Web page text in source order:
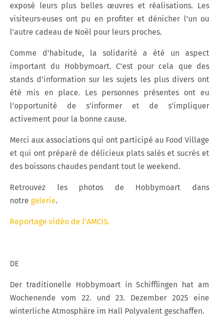
exposé leurs plus belles œuvres et réalisations. Les
visiteurs·euses ont pu en profiter et dénicher l’un ou
l’autre cadeau de Noël pour leurs proches.
Comme d’habitude, la solidarité a été un aspect
important du Hobbymoart. C’est pour cela que des
stands d’information sur les sujets les plus divers ont
été mis en place. Les personnes présentes ont eu
l’opportunité de s’informer et de s’impliquer
activement pour la bonne cause.
Merci aux associations qui ont participé au Food Village
et qui ont préparé de délicieux plats salés et sucrés et
des boissons chaudes pendant tout le weekend.
Retrouvez les photos de Hobbymoart dans
notre galerie.
Reportage vidéo de l’AMCIS.
DE
Der traditionelle Hobbymoart in Schifflingen hat am
Wochenende vom 22. und 23. Dezember 2025 eine
winterliche Atmosphäre im Hall Polyvalent geschaffen.